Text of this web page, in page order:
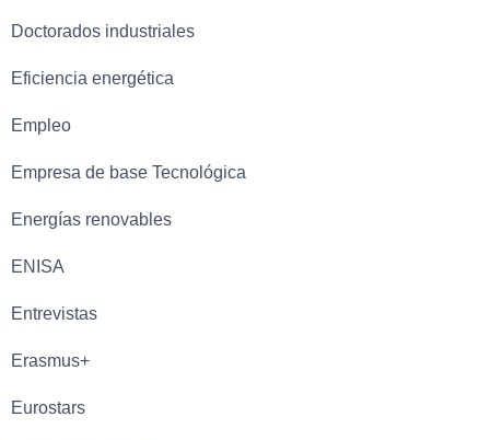
Doctorados industriales
Eficiencia energética
Empleo
Empresa de base Tecnológica
Energías renovables
ENISA
Entrevistas
Erasmus+
Eurostars